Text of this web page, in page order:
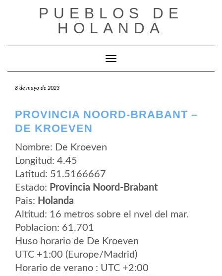
PUEBLOS DE
HOLANDA
Cambiar modo de navegación
8 de mayo de 2023
PROVINCIA NOORD-BRABANT –
DE KROEVEN
Nombre: De Kroeven
Longitud: 4.45
Latitud: 51.5166667
Estado: Provincia Noord-Brabant
Pais: Holanda
Altitud: 16 metros sobre el nvel del mar.
Poblacion: 61.701
Huso horario de De Kroeven
UTC +1:00 (Europe/Madrid)
Horario de verano : UTC +2:00